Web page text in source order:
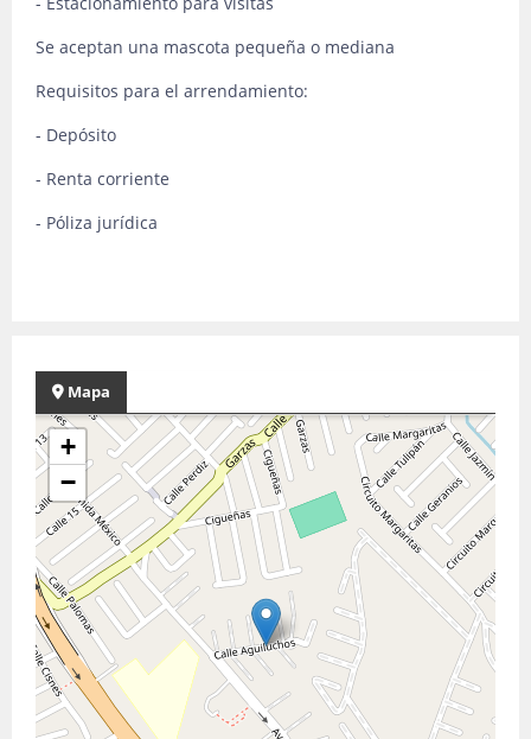
Se aceptan una mascota pequeña o mediana
Requisitos para el arrendamiento:
- Depósito
- Renta corriente
- Póliza jurídica
Mapa
+
−